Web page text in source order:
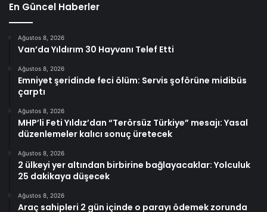
En Güncel Haberler
Ağustos 8, 2026
Van’da Yıldırım 30 Hayvanı Telef Etti
Ağustos 8, 2026
Emniyet şeridinde feci ölüm: Servis şoförüne midibüs
çarptı
Ağustos 8, 2026
MHP’li Feti Yıldız’dan “Terörsüz Türkiye” mesajı: Yasal
düzenlemeler kalıcı sonuç üretecek
Ağustos 8, 2026
2 ülkeyi yer altından birbirine bağlayacaklar: Yolculuk
25 dakikaya düşecek
Ağustos 8, 2026
Araç sahipleri 2 gün içinde o parayı ödemek zorunda